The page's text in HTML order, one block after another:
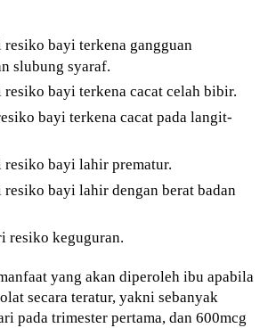
bayi terkena gangguan
slubung syaraf.
bayi terkena cacat celah bibir.
bayi terkena cacat pada langit-
resiko bayi lahir prematur.
bayi lahir dengan berat badan
resiko keguguran.
yang akan diperoleh ibu apabila
secara teratur, yakni sebanyak
pada trimester pertama, dan 600mcg